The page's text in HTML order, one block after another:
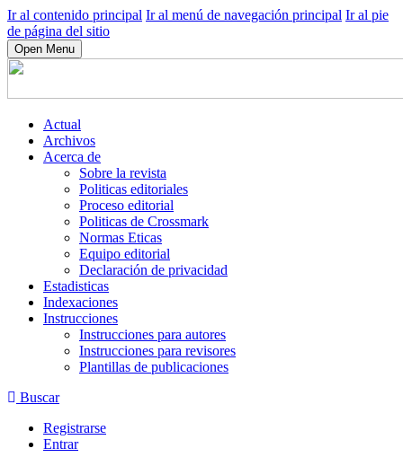
Ir al contenido principal Ir al menú de navegación principal Ir al pie
de página del sitio
Open Menu
Actual
Archivos
Acerca de
Sobre la revista
Politicas editoriales
Proceso editorial
Politicas de Crossmark
Normas Eticas
Equipo editorial
Declaración de privacidad
Estadisticas
Indexaciones
Instrucciones
Instrucciones para autores
Instrucciones para revisores
Plantillas de publicaciones
Buscar
Registrarse
Entrar